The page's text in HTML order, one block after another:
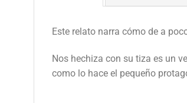
Este relato narra cómo de a
Nos hechiza con su tiza es un
como lo hace el pequeño